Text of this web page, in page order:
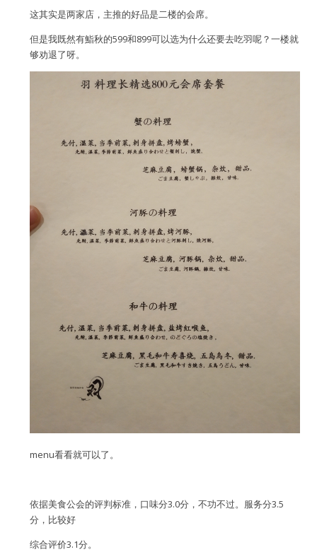
这其实是两家店，主推的好品是二楼的会席。
但是我既然有鮨秋的599和899可以选为什么还要去吃羽呢？一楼就
够劝退了呀。
menu看看就可以了。
依据美食公会的评判标准，口味分3.0分，不功不过。服务分3.5
分，比较好
综合评价3.1分。